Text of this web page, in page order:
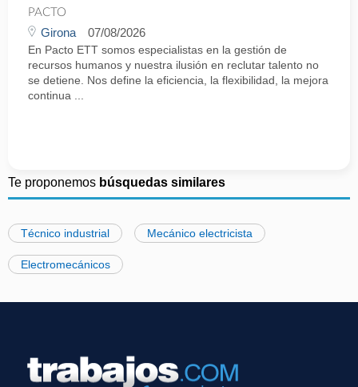
PACTO
Girona 07/08/2026
En Pacto ETT somos especialistas en la gestión de
recursos humanos y nuestra ilusión en reclutar talento no
se detiene. Nos define la eficiencia, la flexibilidad, la mejora
continua ...
Te proponemos búsquedas similares
Técnico industrial Mecánico electricista
Electromecánicos